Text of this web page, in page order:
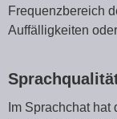
Frequenzbereich
Auffälligkeiten
Im Sprachchat